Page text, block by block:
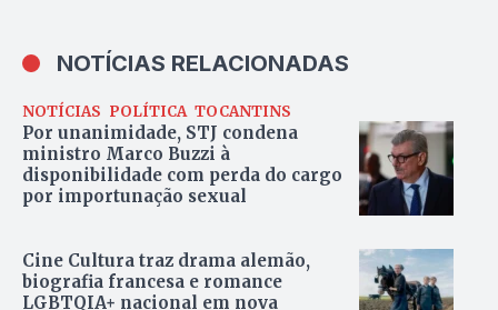
NOTÍCIAS RELACIONADAS
NOTÍCIAS POLÍTICA TOCANTINS
Por unanimidade, STJ condena
ministro Marco Buzzi à
disponibilidade com perda do cargo
por importunação sexual
Cine Cultura traz drama alemão,
biografia francesa e romance
LGBTQIA+ nacional em nova